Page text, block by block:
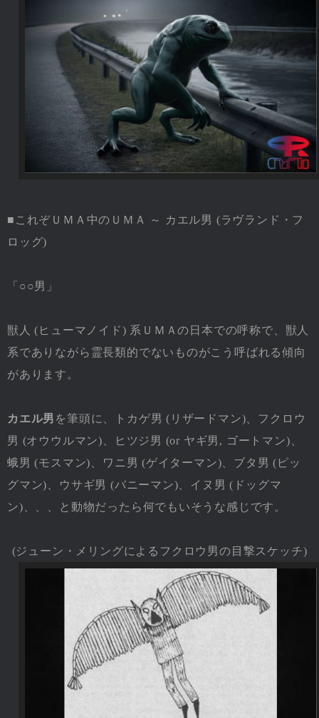
■これぞＵＭＡ中のＵＭＡ ～ カエル男 (ラヴランド・フ
ロッグ)
「○○男」
獣人 (ヒューマノイド) 系ＵＭＡの日本での呼称で、獣人
系でありながら霊長類的でないものがこう呼ばれる傾向
があります。
カエル男 を筆頭に、トカゲ男 (リザードマン)、フクロウ
男 (オウウルマン)、ヒツジ男 (or ヤギ男, ゴートマン)、
蛾男 (モスマン)、ワニ男 (ゲイターマン)、ブタ男 (ピッ
グマン)、ウサギ男 (バニーマン)、イヌ男 (ドッグマ
ン)、、、と動物だったら何でもいそうな感じです。
(ジューン・メリングによるフクロウ男の目撃スケッチ)